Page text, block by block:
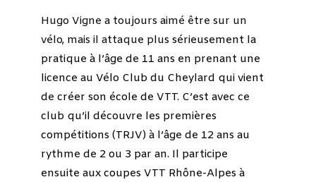
Hugo Vigne a toujours aimé être sur un
vélo, mais il attaque plus sérieusement la
pratique à l’âge de 11 ans en prenant une
licence au Vélo Club du Cheylard qui vient
de créer son école de VTT. C’est avec ce
club qu’il découvre les premières
compétitions (TRJV) à l’âge de 12 ans au
rythme de 2 ou 3 par an. Il participe
ensuite aux coupes VTT Rhône-Alpes à